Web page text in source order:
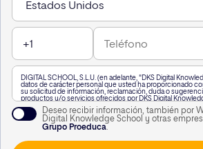
profesional como mentor-coach
DIGITAL SCHOOL, S.L.U. (en adelante, "DKS Digital
datos de carácter personal que usted ha proporcionado
su solicitud de información, reclamación, duda o
productos y/o servicios ofrecidos por DKS Digital
telefónica, o a través de WhatsApp,, así como para
actividad.
A su vez, le informamos que vamos a realizar un perfilado
personal para poderle enviar información personalizada en
Puede consultar información adicional haciendo clicaquí.
Deseo recibir información, también por
Digital Knowledge School y otras
Grupo Proeduca.